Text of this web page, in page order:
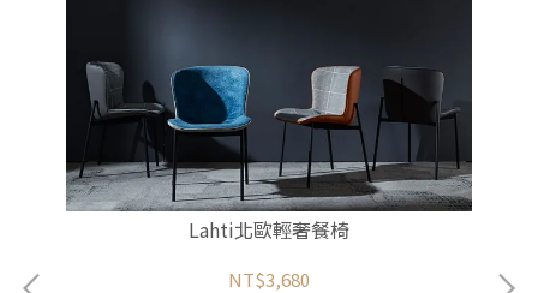
Lahti北歐輕奢餐椅
NT$3,680